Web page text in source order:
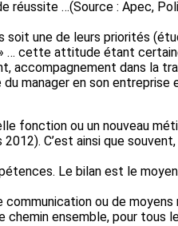
réussite …(Source : Apec,
une de leurs priorités
… cette attitude étant
dans la
manager en son
fonction ou un nouveau
C’est ainsi que
Le bilan est le
ou de
ensemble, pour